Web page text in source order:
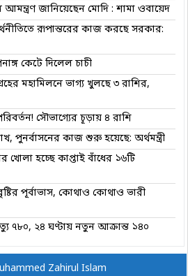
আমন্ত্রণ জানিয়েছেন মোদি : শামা ওবায়েদ
রূপান্তরের কাজ করছে সরকার:
কেটে দিলেল চাচী
মহামিলনে ভাগ্য খুলছে ৩ রাশির,
সৌভাগ্যের চূড়ায় ৪ রাশি
পুনর্বাসনের কাজ শুরু হয়েছে: অর্থমন্ত্রী
খোলা হচ্ছে কাপ্তাই বাঁধের ১৬টি
পূর্বাভাস, কোথাও কোথাও ভারী
৭৮০, ২৪ ঘণ্টায় নতুন আক্রান্ত ১৪০
Zahirul Islam